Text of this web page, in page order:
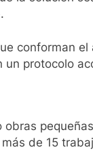
conforman
protocolo
de 15